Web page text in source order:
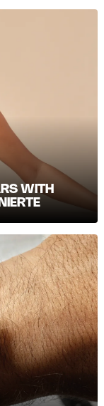
WITH